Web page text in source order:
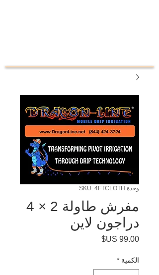
وحدة SKU: 4FTCLOTH
مفرش طاولة 2 × 4
دراجون لاين
السعر
الكمية *